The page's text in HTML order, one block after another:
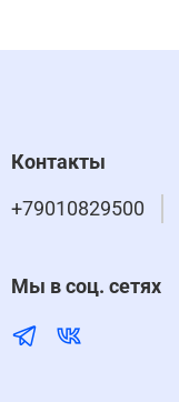
Контакты
+79010829500
Мы в соц. сетях